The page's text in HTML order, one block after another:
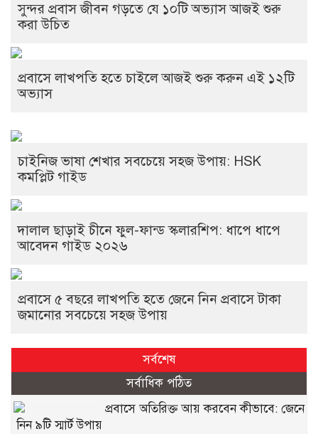
সুন্দর প্রবাস জীবন গড়তে যে ১০টি অভ্যাস আজই শুরু
করা উচিত
প্রবাসে লাখপতি হতে চাইলে আজই শুরু করুন এই ১২টি
অভ্যাস
চাইনিজ ভাষা শেখার সবচেয়ে সহজ উপায়: HSK
কমপ্লিট গাইড
দালাল ছাড়াই চীনে ফুল-ফান্ড স্কলারশিপ: ধাপে ধাপে
আবেদন গাইড ২০২৬
প্রবাসে ৫ বছরে লাখপতি হতে জেনে নিন প্রবাসে টাকা
জমানোর সবচেয়ে সহজ উপায়
সর্বশেষ
সর্বাধিক পঠিত
প্রবাসে অতিরিক্ত আয় করবেন কীভাবে: জেনে
নিন ৯টি স্মার্ট উপায়